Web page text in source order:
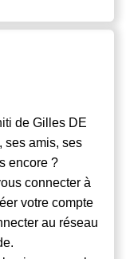
de Gilles DE
ses amis, ses
encore ?
connecter à
votre compte
au réseau